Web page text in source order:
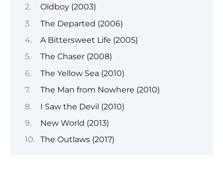
Oldboy (2003)
The Departed (2006)
A Bittersweet Life (2005)
The Chaser (2008)
The Yellow Sea (2010)
The Man from Nowhere (2010)
I Saw the Devil (2010)
New World (2013)
The Outlaws (2017)